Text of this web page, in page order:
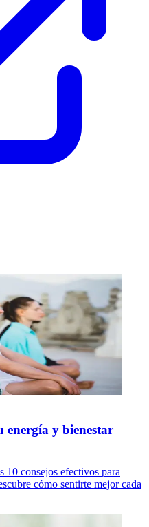
energía y bienestar
10 consejos efectivos para
cómo sentirte mejor cada